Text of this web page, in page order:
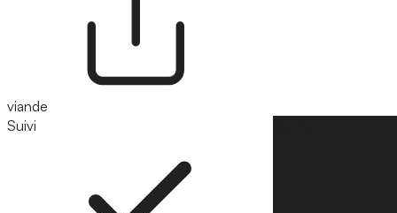
viande
Suivi